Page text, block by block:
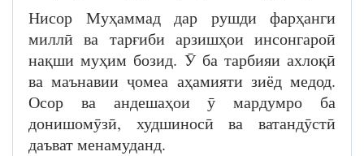
Нисор Муҳаммад дар рушди фарҳанги
миллӣ ва тарғиби арзишҳои инсонгароӣ
нақши муҳим бозид. Ӯ ба тарбияи ахлоқӣ
ва маънавии ҷомеа аҳамияти зиёд медод.
Осор ва андешаҳои ӯ мардумро ба
донишомӯзӣ, худшиносӣ ва ватандӯстӣ
даъват менамуданд.